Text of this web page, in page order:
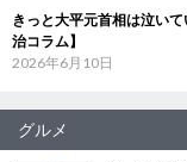
きっと大平元首相は泣い
治コラム】
2026年6月10日
グルメ